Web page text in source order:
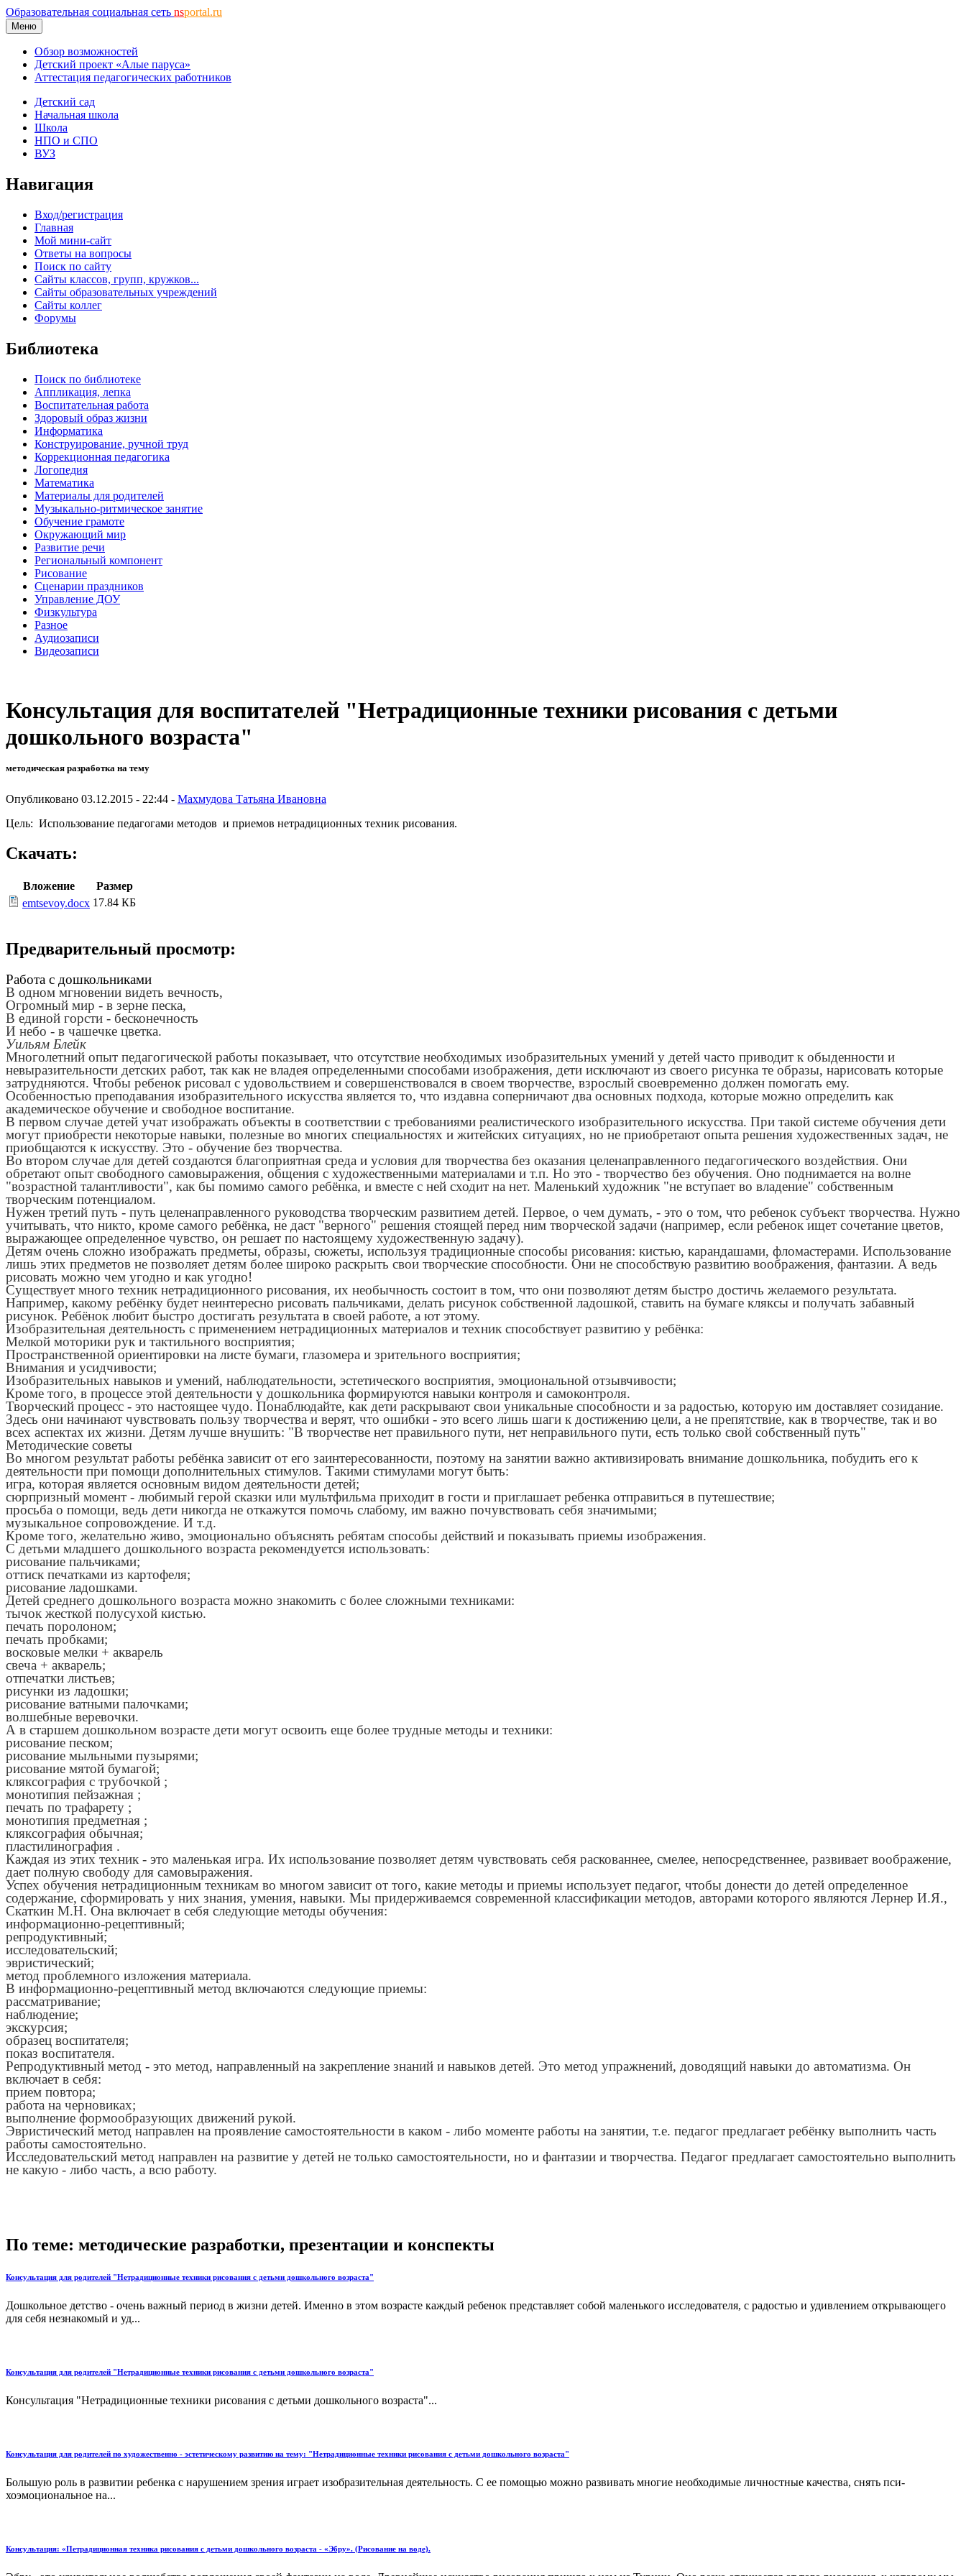
Образовательная социальная сеть nsportal.ru
Меню
Обзор возможностей
Детский проект «Алые паруса»
Аттестация педагогических работников
Детский сад
Начальная школа
Школа
НПО и СПО
ВУЗ
Навигация
Вход/регистрация
Главная
Мой мини-сайт
Ответы на вопросы
Поиск по сайту
Сайты классов, групп, кружков...
Сайты образовательных учреждений
Сайты коллег
Форумы
Библиотека
Поиск по библиотеке
Аппликация, лепка
Воспитательная работа
Здоровый образ жизни
Информатика
Конструирование, ручной труд
Коррекционная педагогика
Логопедия
Математика
Материалы для родителей
Музыкально-ритмическое занятие
Обучение грамоте
Окружающий мир
Развитие речи
Региональный компонент
Рисование
Сценарии праздников
Управление ДОУ
Физкультура
Разное
Аудиозаписи
Видеозаписи
Консультация для воспитателей "Нетрадиционные техники рисования с детьми
дошкольного возраста"
методическая разработка на тему
Опубликовано 03.12.2015 - 22:44 - Махмудова Татьяна Ивановна
Цель: Использование педагогами методов и приемов нетрадиционных техник рисования.
Скачать:
Вложение
Размер
emtsevoy.docx 17.84 КБ
Предварительный просмотр:
Работа с дошкольниками
В одном мгновении видеть вечность,
Огромный мир - в зерне песка,
В единой горсти - бесконечность
И небо - в чашечке цветка.
Уильям Блейк
Многолетний опыт педагогической работы показывает, что отсутствие необходимых изобразительных умений у детей часто приводит к обыденности и
невыразительности детских работ, так как не владея определенными способами изображения, дети исключают из своего рисунка те образы, нарисовать которые
затрудняются. Чтобы ребенок рисовал с удовольствием и совершенствовался в своем творчестве, взрослый своевременно должен помогать ему.
Особенностью преподавания изобразительного искусства является то, что издавна соперничают два основных подхода, которые можно определить как
академическое обучение и свободное воспитание.
В первом случае детей учат изображать объекты в соответствии с требованиями реалистического изобразительного искусства. При такой системе обучения дети
могут приобрести некоторые навыки, полезные во многих специальностях и житейских ситуациях, но не приобретают опыта решения художественных задач, не
приобщаются к искусству. Это - обучение без творчества.
Во втором случае для детей создаются благоприятная среда и условия для творчества без оказания целенаправленного педагогического воздействия. Они
обретают опыт свободного самовыражения, общения с художественными материалами и т.п. Но это - творчество без обучения. Оно поднимается на волне
"возрастной талантливости", как бы помимо самого ребёнка, и вместе с ней сходит на нет. Маленький художник "не вступает во владение" собственным
творческим потенциалом.
Нужен третий путь - путь целенаправленного руководства творческим развитием детей. Первое, о чем думать, - это о том, что ребенок субъект творчества. Нужно
учитывать, что никто, кроме самого ребёнка, не даст "верного" решения стоящей перед ним творческой задачи (например, если ребенок ищет сочетание цветов,
выражающее определенное чувство, он решает по настоящему художественную задачу).
Детям очень сложно изображать предметы, образы, сюжеты, используя традиционные способы рисования: кистью, карандашами, фломастерами. Использование
лишь этих предметов не позволяет детям более широко раскрыть свои творческие способности. Они не способствую развитию воображения, фантазии. А ведь
рисовать можно чем угодно и как угодно!
Существует много техник нетрадиционного рисования, их необычность состоит в том, что они позволяют детям быстро достичь желаемого результата.
Например, какому ребёнку будет неинтересно рисовать пальчиками, делать рисунок собственной ладошкой, ставить на бумаге кляксы и получать забавный
рисунок. Ребёнок любит быстро достигать результата в своей работе, а ют этому.
Изобразительная деятельность с применением нетрадиционных материалов и техник способствует развитию у ребёнка:
Мелкой моторики рук и тактильного восприятия;
Пространственной ориентировки на листе бумаги, глазомера и зрительного восприятия;
Внимания и усидчивости;
Изобразительных навыков и умений, наблюдательности, эстетического восприятия, эмоциональной отзывчивости;
Кроме того, в процессе этой деятельности у дошкольника формируются навыки контроля и самоконтроля.
Творческий процесс - это настоящее чудо. Понаблюдайте, как дети раскрывают свои уникальные способности и за радостью, которую им доставляет созидание.
Здесь они начинают чувствовать пользу творчества и верят, что ошибки - это всего лишь шаги к достижению цели, а не препятствие, как в творчестве, так и во
всех аспектах их жизни. Детям лучше внушить: "В творчестве нет правильного пути, нет неправильного пути, есть только свой собственный путь"
Методические советы
Во многом результат работы ребёнка зависит от его заинтересованности, поэтому на занятии важно активизировать внимание дошкольника, побудить его к
деятельности при помощи дополнительных стимулов. Такими стимулами могут быть:
игра, которая является основным видом деятельности детей;
сюрпризный момент - любимый герой сказки или мультфильма приходит в гости и приглашает ребенка отправиться в путешествие;
просьба о помощи, ведь дети никогда не откажутся помочь слабому, им важно почувствовать себя значимыми;
музыкальное сопровождение. И т.д.
Кроме того, желательно живо, эмоционально объяснять ребятам способы действий и показывать приемы изображения.
С детьми младшего дошкольного возраста рекомендуется использовать:
рисование пальчиками;
оттиск печатками из картофеля;
рисование ладошками.
Детей среднего дошкольного возраста можно знакомить с более сложными техниками:
тычок жесткой полусухой кистью.
печать поролоном;
печать пробками;
восковые мелки + акварель
свеча + акварель;
отпечатки листьев;
рисунки из ладошки;
рисование ватными палочками;
волшебные веревочки.
А в старшем дошкольном возрасте дети могут освоить еще более трудные методы и техники:
рисование песком;
рисование мыльными пузырями;
рисование мятой бумагой;
кляксография с трубочкой ;
монотипия пейзажная ;
печать по трафарету ;
монотипия предметная ;
кляксография обычная;
пластилинография .
Каждая из этих техник - это маленькая игра. Их использование позволяет детям чувствовать себя раскованнее, смелее, непосредственнее, развивает воображение,
дает полную свободу для самовыражения.
Успех обучения нетрадиционным техникам во многом зависит от того, какие методы и приемы использует педагог, чтобы донести до детей определенное
содержание, сформировать у них знания, умения, навыки. Мы придерживаемся современной классификации методов, авторами которого являются Лернер И.Я.,
Скаткин М.Н. Она включает в себя следующие методы обучения:
информационно-рецептивный;
репродуктивный;
исследовательский;
эвристический;
метод проблемного изложения материала.
В информационно-рецептивный метод включаются следующие приемы:
рассматривание;
наблюдение;
экскурсия;
образец воспитателя;
показ воспитателя.
Репродуктивный метод - это метод, направленный на закрепление знаний и навыков детей. Это метод упражнений, доводящий навыки до автоматизма. Он
включает в себя:
прием повтора;
работа на черновиках;
выполнение формообразующих движений рукой.
Эвристический метод направлен на проявление самостоятельности в каком - либо моменте работы на занятии, т.е. педагог предлагает ребёнку выполнить часть
работы самостоятельно.
Исследовательский метод направлен на развитие у детей не только самостоятельности, но и фантазии и творчества. Педагог предлагает самостоятельно выполнить
не какую - либо часть, а всю работу.
По теме: методические разработки, презентации и конспекты
Консультация для родителей "Нетрадиционные техники рисования с детьми дошкольного возраста"
Дошкольное детство - очень важный период в жизни детей. Именно в этом возрасте каждый ребенок представляет собой маленького исследователя, с радостью и удивлением открывающего
для себя незнакомый и уд...
Консультация для родителей "Нетрадиционные техники рисования с детьми дошкольного возраста"
Консультация "Нетрадиционные техники рисования с детьми дошкольного возраста"...
Консультация для родителей по художественно - эстетическому развитию на тему: "Нетрадиционные техники рисования с детьми дошкольного возраста"
Большую роль в развитии ребенка с нарушением зрения играет изобразительная деятель­ность. С ее помощью можно раз­вивать многие необходимые личностные качества, снять пси­
хоэмоциональное на...
Консультация: «Петрадиционная техника рисования с детьми дошкольного возраста - «Эбру». (Рисование на воде).